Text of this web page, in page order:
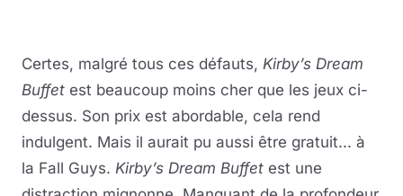
Certes, malgré tous ces défauts, Kirby’s Dream
Buffet est beaucoup moins cher que les jeux ci-
dessus. Son prix est abordable, cela rend
indulgent. Mais il aurait pu aussi être gratuit... à
la Fall Guys. Kirby’s Dream Buffet est une